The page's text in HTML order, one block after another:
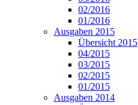
02/2016
01/2016
Ausgaben 2015
Übersicht 2015
04/2015
03/2015
02/2015
01/2015
Ausgaben 2014